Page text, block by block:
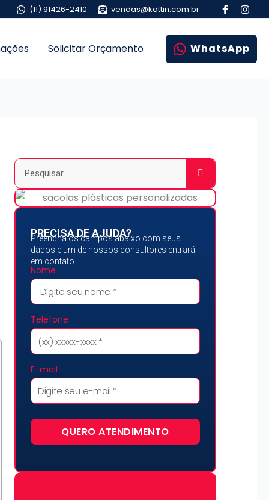
(11) 91426-2410 vendas@kottin.com.br
Solicitar Orçamento WhatsApp
Pesquisar
PRECISA DE AJUDA?
Preencha os campos abaixo com seus
dados e um de nossos consultores entrará
em contato.
Nome
Telefone
E-mail
QUERO ATENDIMENTO